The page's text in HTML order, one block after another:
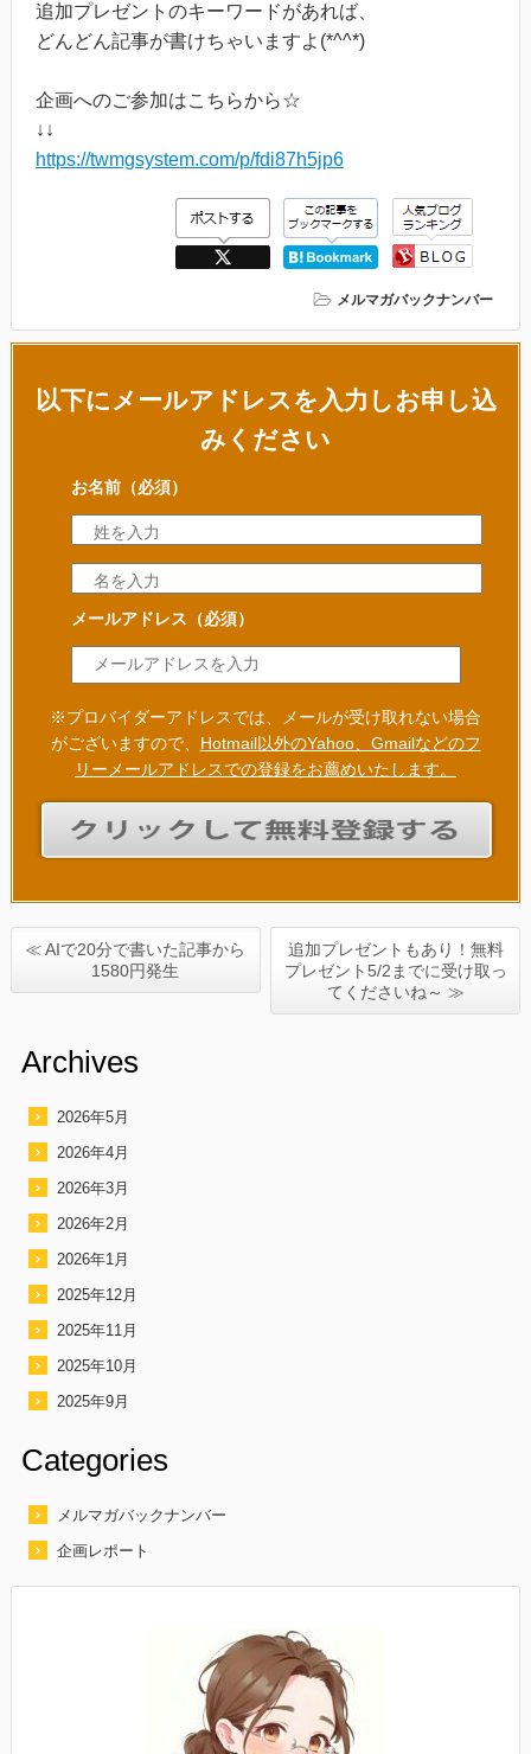
追加プレゼントのキーワードがあれば、
どんどん記事が書けちゃいますよ(*^^*)
企画へのご参加はこちらから☆
↓↓
https://twmgsystem.com/p/fdi87h5jp6
メルマガバックナンバー
以下にメールアドレスを入力しお申し込
みください
お名前（必須）
メールアドレス （必須）
※プロバイダーアドレスでは、メールが受け取れない場合
がございますので、 Hotmail以外のYahoo、Gmailなどのフ
リーメールアドレスでの登録をお薦めいたします。
≪ AIで20分で書いた記事から
1580円発生
追加プレゼントもあり！無料
プレゼント5/2までに受け取っ
てくださいね～ ≫
Archives
2026年5月
2026年4月
2026年3月
2026年2月
2026年1月
2025年12月
2025年11月
2025年10月
2025年9月
Categories
メルマガバックナンバー
企画レポート